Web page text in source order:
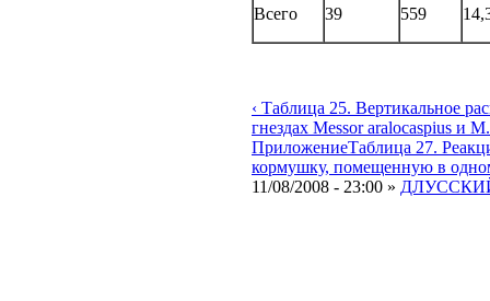
Всего 39 559
‹ Таблица 25. Вертикальное
гнездах Messor aralocaspius и
ПриложениеТаблица 27.
кормушку, помещенную в одном
11/08/2008 - 23:00 »